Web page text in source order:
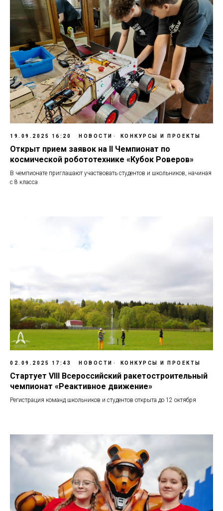
19.09.2025 16:20 НОВОСТИ КОНКУРСЫ И ПРОЕКТЫ
Открыт прием заявок на II Чемпионат по
космической робототехнике «Кубок Роверов»
В чемпионате приглашают участвовать студентов и школьников, начиная
с 8 класса
02.09.2025 17:43 НОВОСТИ КОНКУРСЫ И ПРОЕКТЫ
Стартует VIII Всероссийский ракетостроительный
чемпионат «Реактивное движение»
Регистрация команд школьников и студентов открыта до 12 октября